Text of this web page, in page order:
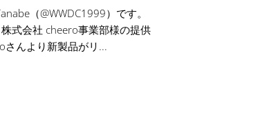
（@WWDC1999）です。
式会社 cheero事業部様の提供
さんより新製品がリ...